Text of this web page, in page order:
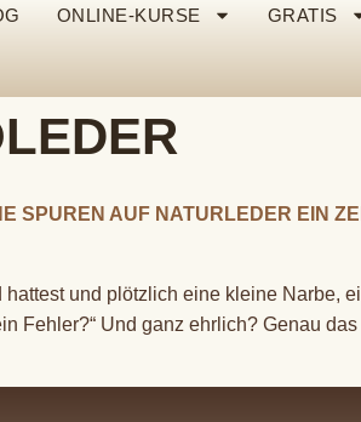
ONLINE-KURSE GRATIS
SPUREN AUF NATURLEDER EIN
und plötzlich eine kleine Narbe,
Fehler?“ Und ganz ehrlich? Genau